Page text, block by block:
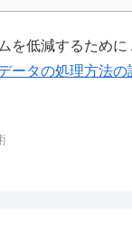
を低減するために
ータの処理方法